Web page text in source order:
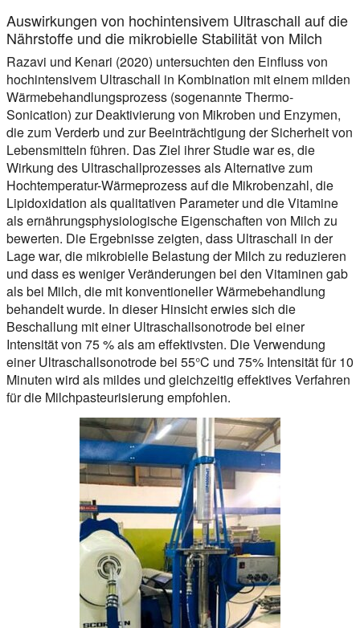
Auswirkungen von hochintensivem Ultraschall auf die
Nährstoffe und die mikrobielle Stabilität von Milch
Razavi und Kenari (2020) untersuchten den Einfluss von
hochintensivem Ultraschall in Kombination mit einem milden
Wärmebehandlungsprozess (sogenannte Thermo-
Sonication) zur Deaktivierung von Mikroben und Enzymen,
die zum Verderb und zur Beeinträchtigung der Sicherheit von
Lebensmitteln führen. Das Ziel ihrer Studie war es, die
Wirkung des Ultraschallprozesses als Alternative zum
Hochtemperatur-Wärmeprozess auf die Mikrobenzahl, die
Lipidoxidation als qualitativen Parameter und die Vitamine
als ernährungsphysiologische Eigenschaften von Milch zu
bewerten. Die Ergebnisse zeigten, dass Ultraschall in der
Lage war, die mikrobielle Belastung der Milch zu reduzieren
und dass es weniger Veränderungen bei den Vitaminen gab
als bei Milch, die mit konventioneller Wärmebehandlung
behandelt wurde. In dieser Hinsicht erwies sich die
Beschallung mit einer Ultraschallsonotrode bei einer
Intensität von 75 % als am effektivsten. Die Verwendung
einer Ultraschallsonotrode bei 55°C und 75% Intensität für 10
Minuten wird als mildes und gleichzeitig effektives Verfahren
für die Milchpasteurisierung empfohlen.